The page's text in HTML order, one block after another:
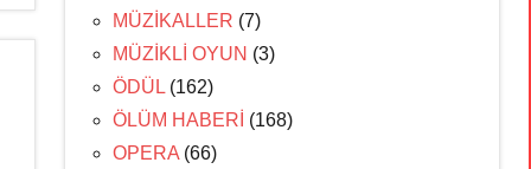
MÜZİKALLER (7)
MÜZİKLİ OYUN (3)
ÖDÜL (162)
ÖLÜM HABERİ (168)
OPERA (66)